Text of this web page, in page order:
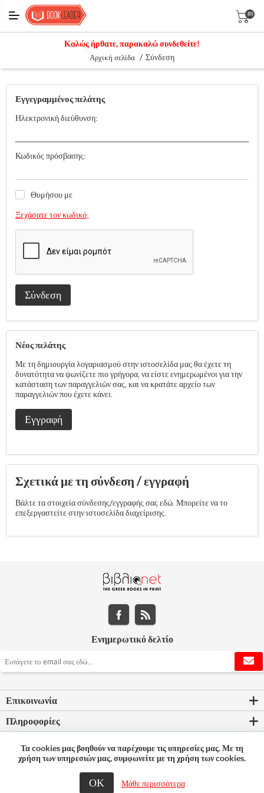
(0)
Καλώς ήρθατε, παρακαλώ συνδεθείτε!
Αρχική σελίδα / Σύνδεση
Εγγεγραμμένος πελάτης
Ηλεκτρονική διεύθυνση:
Κωδικός πρόσβασης:
Θυμήσου με
Ξεχάσατε τον κωδικό;
Σύνδεση
Νέος πελάτης
Με τη δημιουργία λογαριασμού στην ιστοσελίδα μας θα έχετε τη
δυνατότητα να ψωνίζετε πιο γρήγορα, να είστε ενημερωμένοι για την
κατάσταση των παραγγελιών σας, και να κρατάτε αρχείο των
παραγγελιών που έχετε κάνει.
Εγγραφή
Σχετικά με τη σύνδεση / εγγραφή
Βάλτε τα στοιχεία σύνδεσης/εγγραφής σας εδώ. Μπορείτε να το
επεξεργαστείτε στην ιστοσελίδα διαχείρισης.
Ενημερωτικό δελτίο
Επικοινωνία
Πληροφορίες
Ο λογαριασμός μου
© 2026 Bookleader
Τα cookies μας βοηθούν να παρέχουμε τις υπηρεσίες μας. Με τη
χρήση των υπηρεσιών μας, συμφωνείτε με τη χρήση των cookies.
ΟΚ Μάθε περισσότερα